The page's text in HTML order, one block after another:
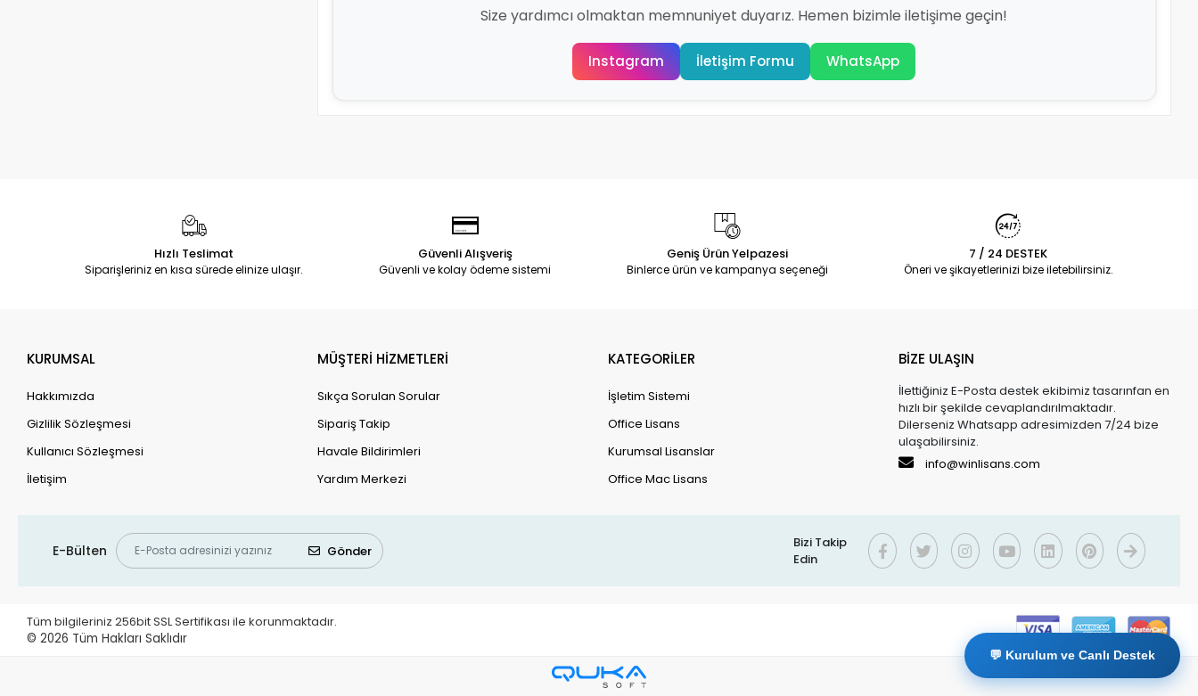
Size yardımcı olmaktan memnuniyet duyarız. Hemen bizimle iletişime geçin!
Instagram İletişim Formu WhatsApp
Hızlı Teslimat
Siparişleriniz en kısa sürede elinize ulaşır.
Güvenli Alışveriş
Güvenli ve kolay ödeme sistemi
Geniş Ürün Yelpazesi
Binlerce ürün ve kampanya seçeneği
7 / 24 DESTEK
Öneri ve şikayetlerinizi bize iletebilirsiniz.
KURUMSAL
Hakkımızda
Gizlilik Sözleşmesi
Kullanıcı Sözleşmesi
İletişim
MÜŞTERİ HİZMETLERİ
Sıkça Sorulan Sorular
Sipariş Takip
Havale Bildirimleri
Yardım Merkezi
KATEGORİLER
İşletim Sistemi
Office Lisans
Kurumsal Lisanslar
Office Mac Lisans
BİZE ULAŞIN
İlettiğiniz E-Posta destek ekibimiz tasarınfan en
hızlı bir şekilde cevaplandırılmaktadır.
Dilerseniz Whatsapp adresimizden 7/24 bize
ulaşabilirsiniz.
info@winlisans.com
E-Bülten Gönder
Bizi Takip
Edin
Tüm bilgileriniz 256bit SSL Sertifikası ile korunmaktadır.
© 2026 Tüm Hakları Saklıdır
💬 Kurulum ve Canlı Destek